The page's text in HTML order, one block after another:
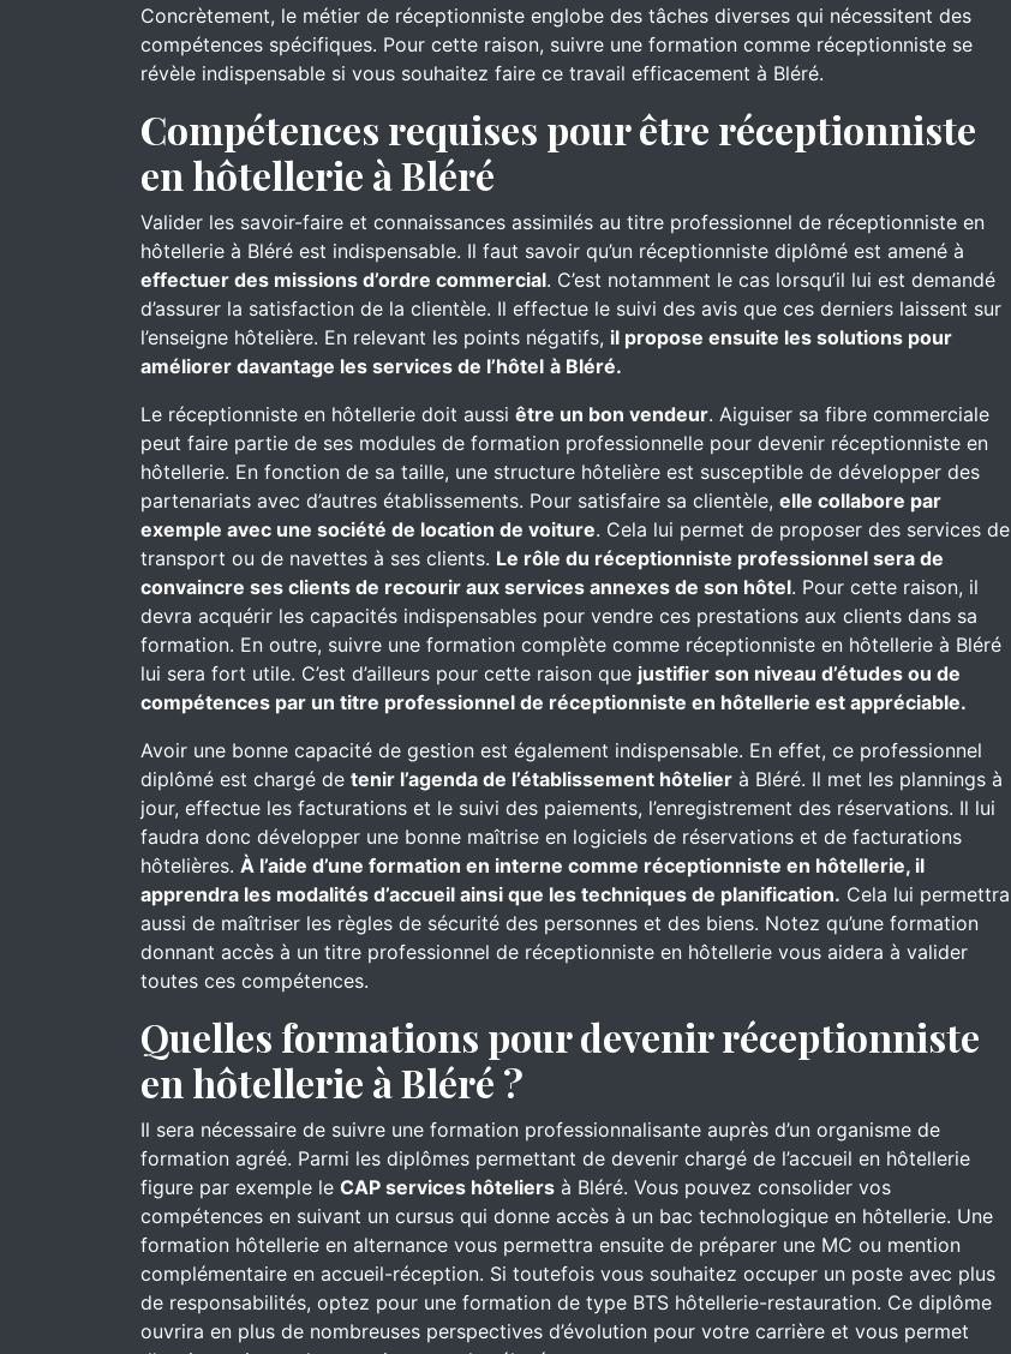
Concrètement, le métier de réceptionniste englobe des tâches diverses qui nécessitent des
compétences spécifiques. Pour cette raison, suivre une formation comme réceptionniste se
révèle indispensable si vous souhaitez faire ce travail efficacement à Bléré.
Compétences requises pour être réceptionniste
en hôtellerie à Bléré
Valider les savoir-faire et connaissances assimilés au titre professionnel de réceptionniste en
hôtellerie à Bléré est indispensable. Il faut savoir qu’un réceptionniste diplômé est amené à
effectuer des missions d’ordre commercial. C’est notamment le cas lorsqu’il lui est demandé
d’assurer la satisfaction de la clientèle. Il effectue le suivi des avis que ces derniers laissent sur
l’enseigne hôtelière. En relevant les points négatifs, il propose ensuite les solutions pour
améliorer davantage les services de l’hôtel à Bléré.
Le réceptionniste en hôtellerie doit aussi être un bon vendeur. Aiguiser sa fibre commerciale
peut faire partie de ses modules de formation professionnelle pour devenir réceptionniste en
hôtellerie. En fonction de sa taille, une structure hôtelière est susceptible de développer des
partenariats avec d’autres établissements. Pour satisfaire sa clientèle, elle collabore par
exemple avec une société de location de voiture. Cela lui permet de proposer des services de
transport ou de navettes à ses clients. Le rôle du réceptionniste professionnel sera de
convaincre ses clients de recourir aux services annexes de son hôtel. Pour cette raison, il
devra acquérir les capacités indispensables pour vendre ces prestations aux clients dans sa
formation. En outre, suivre une formation complète comme réceptionniste en hôtellerie à Bléré
lui sera fort utile. C’est d’ailleurs pour cette raison que justifier son niveau d’études ou de
compétences par un titre professionnel de réceptionniste en hôtellerie est appréciable.
Avoir une bonne capacité de gestion est également indispensable. En effet, ce professionnel
diplômé est chargé de tenir l’agenda de l’établissement hôtelier à Bléré. Il met les plannings à
jour, effectue les facturations et le suivi des paiements, l’enregistrement des réservations. Il lui
faudra donc développer une bonne maîtrise en logiciels de réservations et de facturations
hôtelières. À l’aide d’une formation en interne comme réceptionniste en hôtellerie, il
apprendra les modalités d’accueil ainsi que les techniques de planification. Cela lui permettra
aussi de maîtriser les règles de sécurité des personnes et des biens. Notez qu’une formation
donnant accès à un titre professionnel de réceptionniste en hôtellerie vous aidera à valider
toutes ces compétences.
Quelles formations pour devenir réceptionniste
en hôtellerie à Bléré ?
Il sera nécessaire de suivre une formation professionnalisante auprès d’un organisme de
formation agréé. Parmi les diplômes permettant de devenir chargé de l’accueil en hôtellerie
figure par exemple le CAP services hôteliers à Bléré. Vous pouvez consolider vos
compétences en suivant un cursus qui donne accès à un bac technologique en hôtellerie. Une
formation hôtellerie en alternance vous permettra ensuite de préparer une MC ou mention
complémentaire en accueil-réception. Si toutefois vous souhaitez occuper un poste avec plus
de responsabilités, optez pour une formation de type BTS hôtellerie-restauration. Ce diplôme
ouvrira en plus de nombreuses perspectives d’évolution pour votre carrière et vous permet